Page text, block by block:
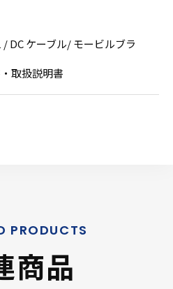
DC ケーブル/ モービルブラ
取扱説明書
商品